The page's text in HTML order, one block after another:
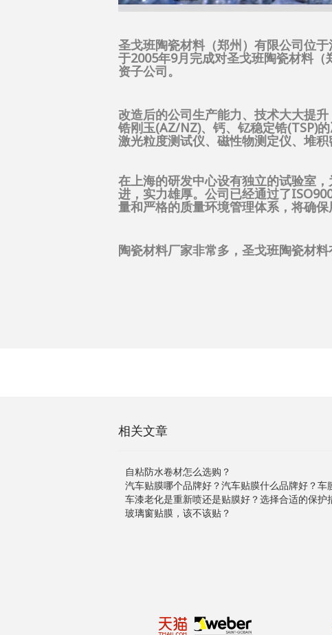
圣戈班陶瓷材料（郑州）有限公司位
于2005年9月完成对圣戈班陶瓷材料
资子公司。
改造后的公司生产能力、技术大大提
锆刚玉(AZ/NZ)、钙、钇稳定锆(TSP)
激光粒度测试仪、磁性物测定仪、堆
在上海的研发中心设有独立的试验室
进，实力雄厚。公司已经通过了
量和严格的质量环境管理体系，将确保
陶瓷材料厂家非常多，圣戈班陶瓷材
相关文章
自粘防水卷材怎么选购？
汽车贴膜哪个品牌好？汽车贴膜什么品牌好？车
车漆老化是重新喷还是贴膜好？选择合适的保护
玻璃窗贴膜，该不该贴？